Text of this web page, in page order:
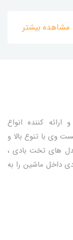
مشاهده بیشتر
و ارائه کننده انواع
وی با تنوع بالا و
های تخت بادی ،
داخل ماشین را به